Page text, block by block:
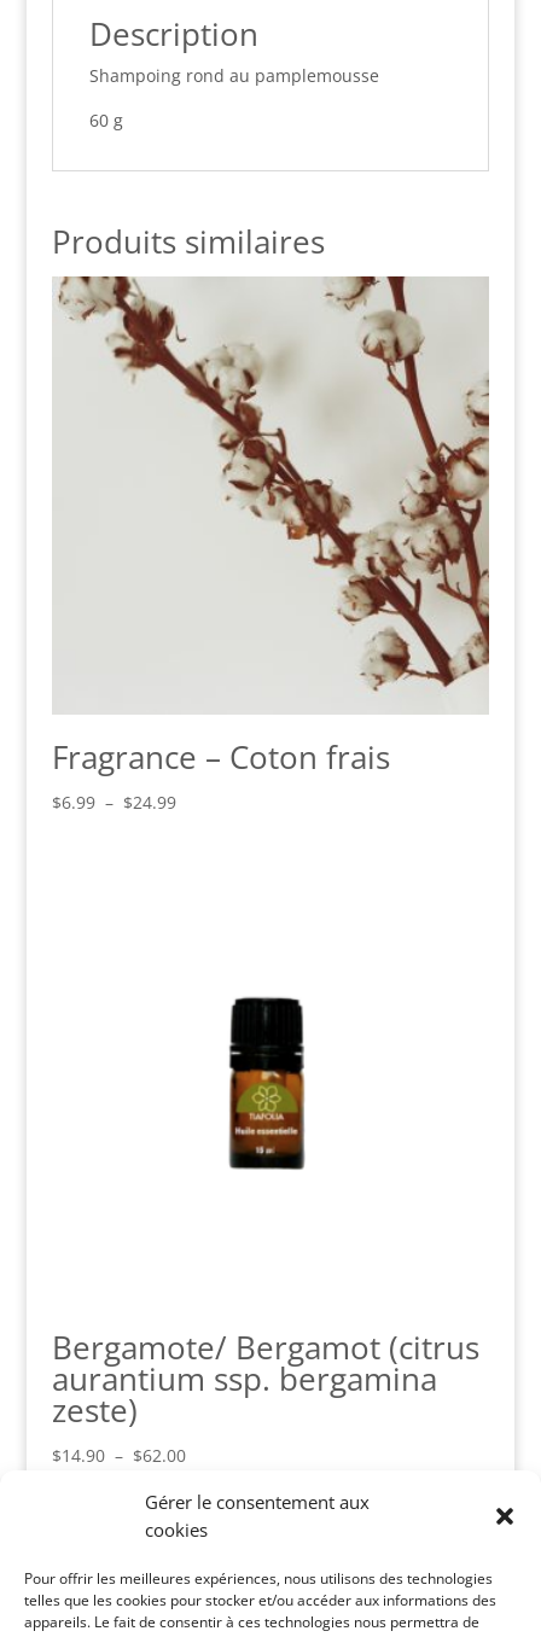
Gérer le consentement aux
cookies
Pour offrir les meilleures expériences, nous utilisons des technologies
telles que les cookies pour stocker et/ou accéder aux informations des
appareils. Le fait de consentir à ces technologies nous permettra de
Description
Shampoing rond au pamplemousse
60 g
Produits similaires
Fragrance – Coton frais
$6.99 – $24.99Plage
Bergamote/ Bergamot (citrus
aurantium ssp. bergamina
zeste)
$14.90 – $62.00Plage
prix :
$14.90
$62.00
Votre panier est vide.